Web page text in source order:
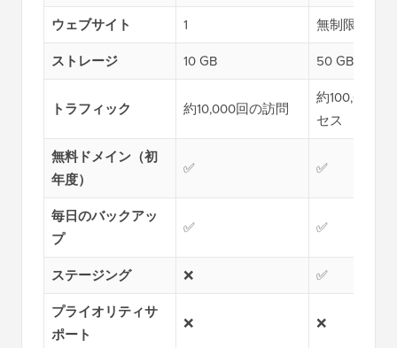
ウェブサイト
1
無制限
ストレージ
10 GB 50 GB
トラフィック 約10,000回の訪問
約100,000件
セス
無料ドメイン（初
年度）
✅ ✅
毎日のバックアッ
プ
✅ ✅
ステージング ❌
✅
プライオリティサ
ポート
❌ ❌